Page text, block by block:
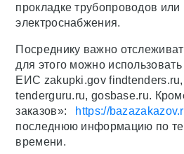
прокладке трубопроводов
электроснабжения.
Посреднику важно
для этого можно
ЕИС zakupki.gov findtenders.ru,
tenderguru.ru, gosbase.ru.
заказов»:
https://
последнюю информацию по
времени.